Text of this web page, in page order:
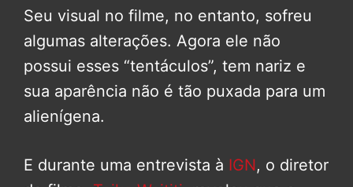
Seu visual no filme, no entanto, sofreu
algumas alterações. Agora ele não
possui esses “tentáculos”, tem nariz e
sua aparência não é tão puxada para um
alienígena.
E durante uma entrevista à IGN, o diretor